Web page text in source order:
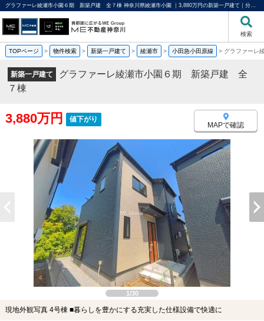
グラファーレ綾瀬市小園６期 新築戸建 全７棟 神奈川県綾瀬市小園 ｜3,880万円の新築一戸建て｜分譲住宅や新築物件｜ME不動産神奈川
検索
TOPページ > 物件検索 > 新築一戸建て > 綾瀬市 > 小田急小田原線 > グラファーレ
新築一戸建て
グラファーレ綾瀬市小園６期 新築戸建 全
７棟
3,880万円 値下がり
MAPで確認
1/30
現地外観写真 4号棟 ■暮らしを豊かにする充実した仕様設備で快適に